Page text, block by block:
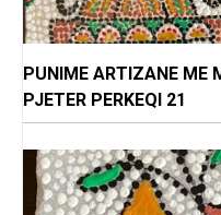
PUNIME ARTIZANE ME
PJETER PERKEQI 21